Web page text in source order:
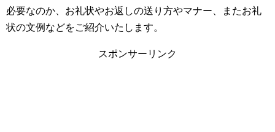
必要なのか、お礼状やお返しの送り方やマナー、またお礼
状の文例などをご紹介いたします。
スポンサーリンク